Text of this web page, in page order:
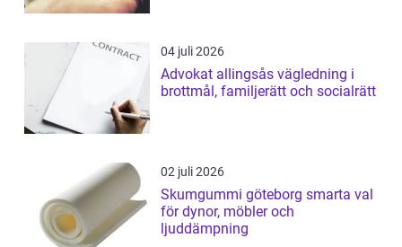
04 juli 2026
Advokat allingsås vägledning i
brottmål, familjerätt och socialrätt
02 juli 2026
Skumgummi göteborg smarta val
för dynor, möbler och
ljuddämpning